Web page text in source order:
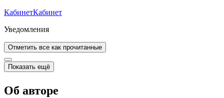
КабинетКабинет
Уведомления
Отметить все как прочитанные
Показать ещё
Об авторе